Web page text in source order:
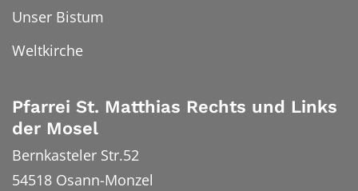
Unser Bistum
Weltkirche
Pfarrei St. Matthias Rechts und Links
der Mosel
Bernkasteler Str.52
54518 Osann-Monzel